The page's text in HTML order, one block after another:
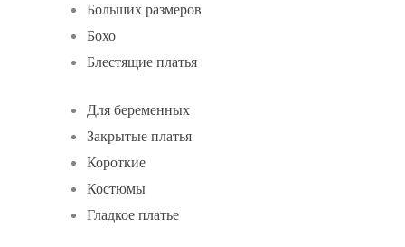
Больших размеров
Бохо
Блестящие платья
Для беременных
Закрытые платья
Короткие
Костюмы
Гладкое платье